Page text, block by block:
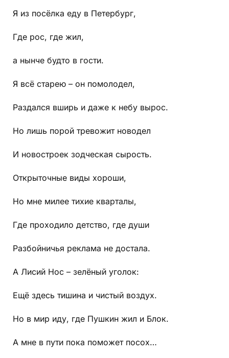
Я из посёлка еду в Петербург,
Где рос, где жил,
а нынче будто в гости.
Я всё старею – он помолодел,
Раздался вширь и даже к небу вырос.
Но лишь порой тревожит новодел
И новостроек зодческая сырость.
Открыточные виды хороши,
Но мне милее тихие кварталы,
Где проходило детство, где души
Разбойничья реклама не достала.
А Лисий Нос – зелёный уголок:
Ещё здесь тишина и чистый воздух.
Но в мир иду, где Пушкин жил и Блок.
А мне в пути пока поможет посох…